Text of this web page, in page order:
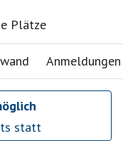
Plätze
Anmeldungen
statt